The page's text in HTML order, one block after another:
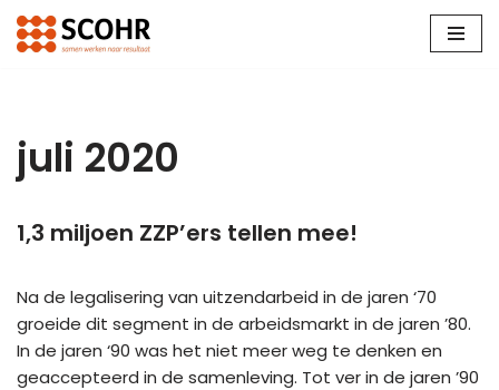
Ga
inhoud
juli 2020
1,3 miljoen ZZP’ers tellen mee!
Na de legalisering van uitzendarbeid in de jaren ‘70
groeide dit segment in de arbeidsmarkt in de jaren ’80.
In de jaren ‘90 was het niet meer weg te denken en
geaccepteerd in de samenleving. Tot ver in de jaren ’90